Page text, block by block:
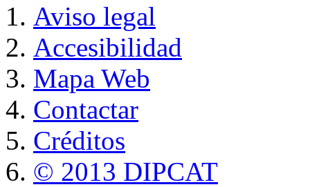
Aviso legal
Accesibilidad
Mapa Web
Contactar
Créditos
© 2013 DIPCAT